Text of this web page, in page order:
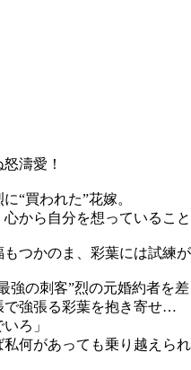
濤愛！
“買われた”花嫁。
から自分を想っているこ
つかのま、彩葉には試練
強の刺客”烈の元婚約者を
強張る彩葉を抱き寄せ…
ろ」
何があっても乗り越えら